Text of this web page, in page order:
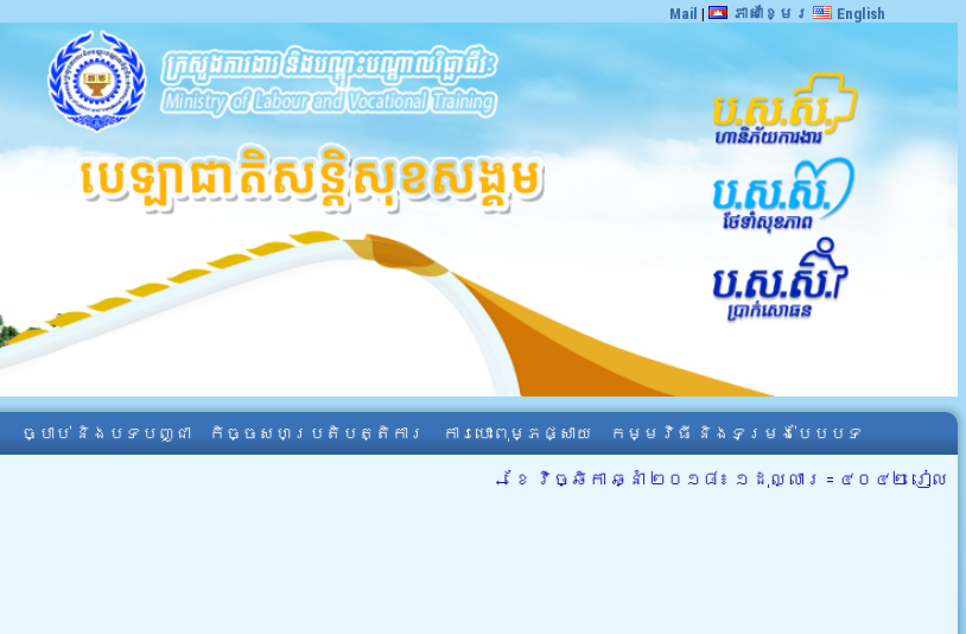
Mail | ភាសាខ្មែរ English
ច្បាប់ និងបទបញ្ជា កិច្ចសហប្រតិបត្តិការ ការបោះពុម្ភផ្សាយ កម្មវិធី និងទម្រង់បែបបទ
←ខែ វិច្ឆិកា ឆ្នាំ ២០១៨៖ ១ដុល្លារ = ៤០៤២ រៀល